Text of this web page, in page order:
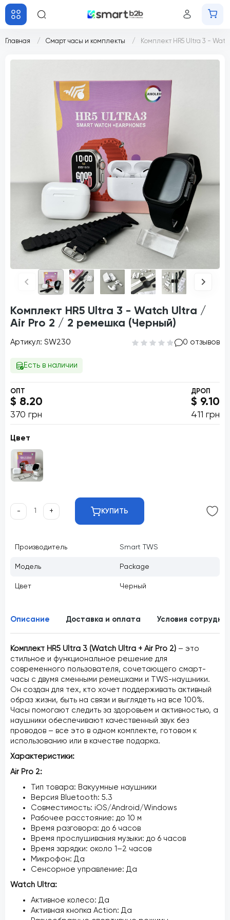
Главная Смарт часы и комплекты Комплект HR5 Ultra 3 -
Комплект HR5 Ultra 3 - Watch Ultra /
Air Pro 2 / 2 ремешка (Черный)
Артикул: SW230 0 отзывов
Есть в наличии
ОПТ
$ 8.20
370 грн
ДРОП
$ 9.10
411 грн
Цвет
- + КУПИТЬ
Производитель Smart TWS
Модель Package
Цвет Черный
Описание Доставка и оплата Условия
Комплект HR5 Ultra 3 (Watch Ultra + Air Pro 2) – это
стильное и функциональное решение для
современного пользователя, сочетающего смарт-
часы с двумя сменными ремешками и TWS-наушники.
Он создан для тех, кто хочет поддерживать активный
образ жизни, быть на связи и выглядеть на все 100%.
Часы помогают следить за здоровьем и активностью, а
наушники обеспечивают качественный звук без
проводов – все это в одном комплекте, готовом к
использованию или в качестве подарка.
Характеристики:
Air Pro 2:
Тип товара: Вакуумные наушники
Версия Bluetooth: 5.3
Совместимость: iOS/Android/Windows
Рабочее расстояние: до 10 м
Время разговора: до 6 часов
Время прослушивания музыки: до 6 часов
Время зарядки: около 1–2 часов
Микрофон: Да
Сенсорное управление: Да
Watch Ultra:
Активное колесо: Да
Активная кнопка Action: Да